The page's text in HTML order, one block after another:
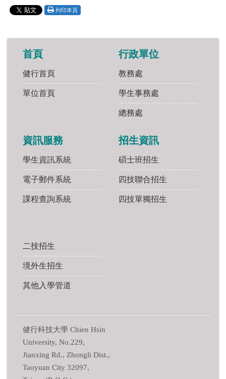
列印本頁
首頁
健行首頁
單位首頁
行政單位
教務處
學生事務處
總務處
資訊服務
學生資訊系統
電子郵件系統
課程查詢系統
招生資訊
碩士班招生
四技聯合招生
四技單獨招生
二技招生
境外生招生
其他入學管道
健行科技大學 Chien Hsin
University, No.229,
Jianxing Rd., Zhongli Dist.,
Taoyuan City 32097,